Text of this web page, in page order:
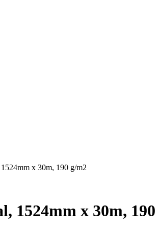
x 30m, 190 g/m2
1524mm x 30m,